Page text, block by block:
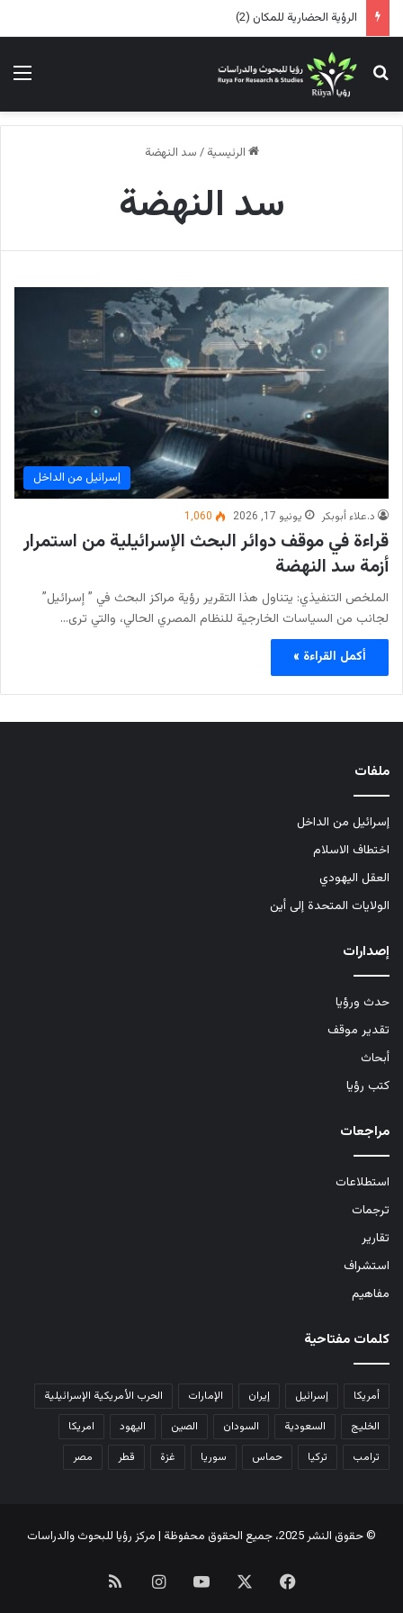
الرؤية الحضارية للمكان (2)
بحث عن
الرئيسية / سد النهضة
سد النهضة
إسرائيل من الداخل
د.علاء أبوبكر يونيو 17, 2026 1٬060
قراءة في موقف دوائر البحث الإسرائيلية من استمرار
أزمة سد النهضة
الملخص التنفيذي: يتناول هذا التقرير رؤية مراكز البحث في ” إسرائيل”
لجانب من السياسات الخارجية للنظام المصري الحالي، والتي ترى…
أكمل القراءة »
ملفات
إسرائيل من الداخل
اختطاف الاسلام
العقل اليهودي
الولايات المتحدة إلى أين
إصدارات
حدث ورؤيا
تقدير موقف
أبحاث
كتب رؤيا
مراجعات
استطلاعات
ترجمات
تقارير
استشراف
مفاهيم
كلمات مفتاحية
أمريكا إسرائيل إيران الإمارات
الحرب الأمريكية الإسرائيلية
الخليج
السعودية السودان الصين اليهود
امريكا
ترامب
تركيا حماس سوريا غزة قطر مصر
© حقوق النشر 2025، جميع الحقوق محفوظة | مركز رؤيا للبحوث والدراسات
فيسبوك ‫YouTubeانستقرامملخص